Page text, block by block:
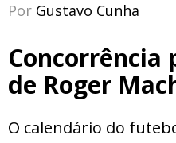
Por Gustavo Cunha
Concorrência
de Roger
O calendário do